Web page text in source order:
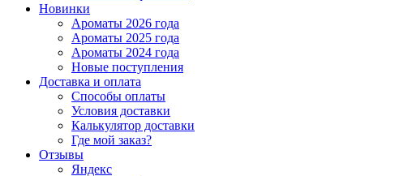
Новинки
Ароматы 2026 года
Ароматы 2025 года
Ароматы 2024 года
Новые поступления
Доставка и оплата
Способы оплаты
Условия доставки
Калькулятор доставки
Где мой заказ?
Отзывы
Яндекс